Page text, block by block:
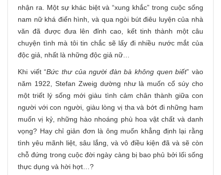
nhận ra. Một sự khác biệt và “xung khắc” trong cuộc sống
nam nữ khá điển hình, và qua ngòi bút điêu luyện của nhà
văn đã được đưa lên đỉnh cao, kết tinh thành một câu
chuyện tình mà tôi tin chắc sẽ lấy đi nhiều nước mắt của
độc giả, nhất là những độc giả nữ…
Khi viết “Bức thư của người đàn bà không quen biết” vào
năm 1922, Stefan Zweig dường như là muốn cổ súy cho
một triết lý sống mới giàu tình cảm chân thành giữa con
người với con người, giàu lòng vị tha và bớt đi những ham
muốn vị kỷ, những hào nhoáng phù hoa vật chất và danh
vọng? Hay chỉ giản đơn là ông muốn khẳng định lại rằng
tình yêu mãnh liệt, sâu lắng, và vô điều kiện đã và sẽ còn
chỗ đứng trong cuộc đời ngày càng bị bao phủ bởi lối sống
thực dụng và hời hợt…?